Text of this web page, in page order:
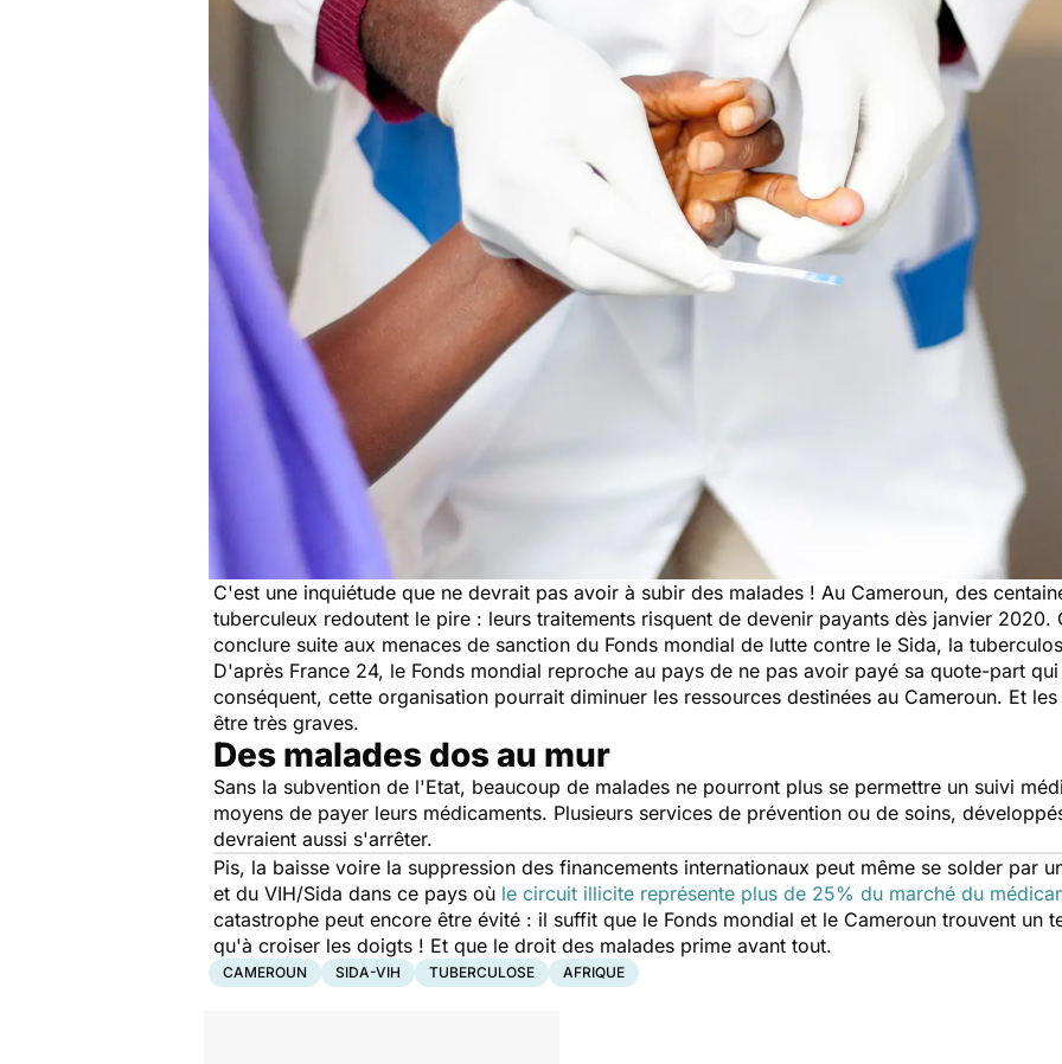
C'est une inquiétude que ne devrait pas avoir à subir des malades ! Au Cameroun, des
tuberculeux redoutent le pire : leurs traitements risquent de devenir payants dès janvier
conclure suite aux menaces de sanction du Fonds mondial de lutte contre le Sida, la
D'après France 24, le Fonds mondial reproche au pays de ne pas avoir payé sa quote-part
conséquent, cette organisation pourrait diminuer les ressources destinées au Cameroun. Et
être très graves.
Des malades dos au mur
Sans la subvention de l'Etat, beaucoup de malades ne pourront plus se permettre un suivi
moyens de payer leurs médicaments. Plusieurs services de prévention ou de soins,
devraient aussi s'arrêter.
Pis, la baisse voire la suppression des financements internationaux peut même se solder par
et du VIH/Sida dans ce pays où le circuit illicite représente plus de 25% du marché du
catastrophe peut encore être évité : il suffit que le Fonds mondial et le Cameroun trouvent un
qu'à croiser les doigts ! Et que le droit des malades prime avant tout.
CAMEROUN SIDA-VIH TUBERCULOSE AFRIQUE